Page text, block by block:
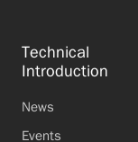
Technical
Introduction
News
Events